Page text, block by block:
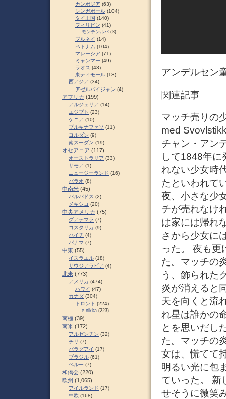
アンデルセン
関連記事
マッチ売りの
med
チャン・アン
して1848年に
れない少女時
たといわれて
夜、小さな少
チが売れなけ
は家には帰れ
さから少女に
った。 夜も更
た。マッチの
う、飾られた
炎が消えると
天を向くと流
れ星は誰かの
とを思いだし
た。マッチの
女は、慌てて
明るい光に包
ていった。 新
せそうに微笑
カンボジア (63)
シンガポール (104)
タイ王国 (140)
フィリピン (41)
モンテンルパ (3)
ブルネイ (14)
ベトナム (104)
マレーシア (71)
ミャンマー (49)
ラオス (43)
東ティモール (13)
西アジア (34)
アゼルバイジャン (4)
アフリカ (199)
アルジェリア (14)
エジプト (23)
ケニア (10)
ブルキナファソ (11)
ヨルダン (9)
南スーダン (19)
オセアニア (117)
オーストラリア (33)
サモア (1)
ニュージーランド (16)
パラオ (8)
中南米 (45)
バルバドス (2)
メキシコ (20)
中央アメリカ (75)
グアテマラ (7)
コスタリカ (9)
ハイチ (4)
パナマ (7)
中東 (55)
イスラエル (18)
サウジアラビア (4)
北米 (773)
アメリカ (474)
ハワイ (47)
カナダ (304)
トロント (224)
e-nikka (223)
南極 (39)
南米 (172)
アルゼンチン (32)
チリ (7)
パラグアイ (17)
ブラジル (61)
ペルー (7)
和僑会 (220)
欧州 (1,065)
アイルランド (17)
中欧 (168)